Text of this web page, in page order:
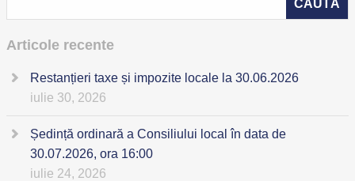
Articole recente
Restanțieri taxe și impozite locale la 30.06.2026
iulie 30, 2026
Ședință ordinară a Consiliului local în data de
30.07.2026, ora 16:00
iulie 24, 2026